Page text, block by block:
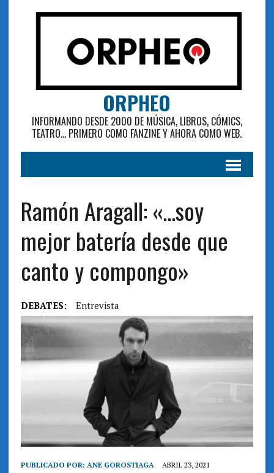
ORPHEO
INFORMANDO DESDE 2000 DE MÚSICA, LIBROS, CÓMICS,
TEATRO... PRIMERO COMO FANZINE Y AHORA COMO WEB.
Ramón Aragall: «…soy
mejor batería desde que
canto y compongo»
DEBATES: Entrevista
PUBLICADO POR: ANE GOROSTIAGA ABRIL 23, 2021